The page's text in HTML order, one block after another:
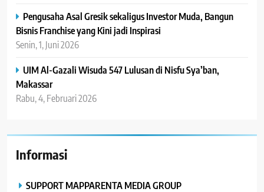
Pengusaha Asal Gresik sekaligus Investor Muda, Bangun
Bisnis Franchise yang Kini jadi Inspirasi
Senin, 1, Juni 2026
UIM Al-Gazali Wisuda 547 Lulusan di Nisfu Sya’ban,
Makassar
Rabu, 4, Februari 2026
Informasi
SUPPORT MAPPARENTA MEDIA GROUP